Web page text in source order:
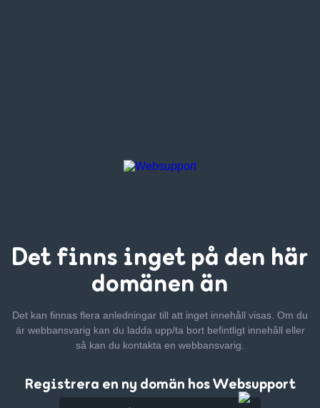
Det finns inget på den här
domänen än
Det kan finnas flera anledningar till att inget innehåll visas. Om du
är webbansvarig kan du ladda upp/ta bort befintligt innehåll eller
så kan du kontakta en webbansvarig.
Registrera en ny domän hos Websupport